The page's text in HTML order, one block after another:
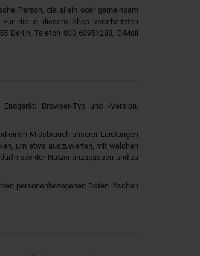
Person, die allein oder gemeinsam
die in diesem Shop verarbeiteten
Berlin, Telefon 030 60951288, E-Mail
Browser-Typ und -Version,
einen Missbrauch unserer Leistungen
um etwa auszuwerten, mit welchen
der Nutzer anzupassen und zu
personenbezogenen Daten löschen